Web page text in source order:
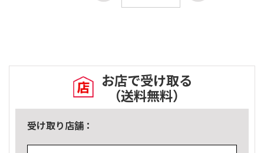
お店で受け取る
（送料無料）
受け取り店舗：